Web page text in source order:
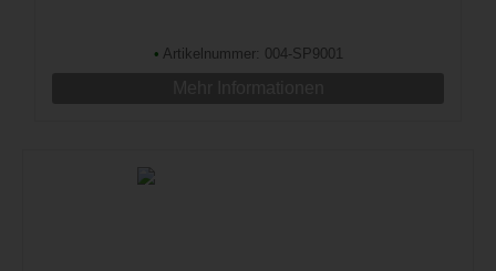
• Artikelnummer: 004-SP9001